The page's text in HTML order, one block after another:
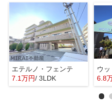
エテルノ・フェンテ
7.1万円/ 3LDK
ウ
6.8